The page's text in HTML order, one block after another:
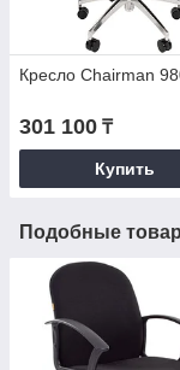
Кресло Chairman
301 100 ₸
Купить
Подобные